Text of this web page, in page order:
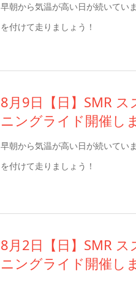
早朝から気温が高い日が続いてい
を付けて走りましょう！
8月9日【日】SMR ス
ニングライド開催し
早朝から気温が高い日が続いてい
を付けて走りましょう！
8月2日【日】SMR ス
ニングライド開催し